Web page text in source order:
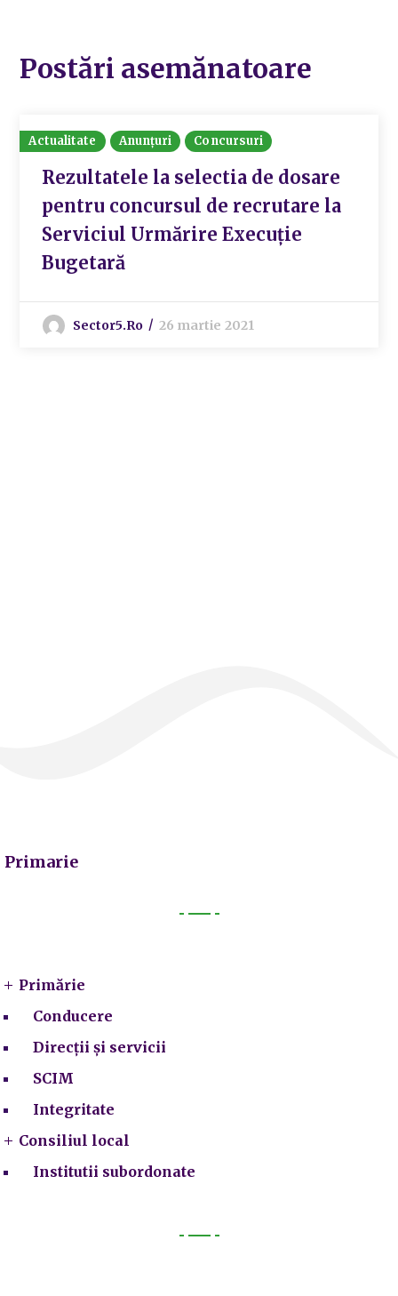
Postări asemănatoare
Actualitate Anunțuri Concursuri
Rezultatele la selectia de dosare
pentru concursul de recrutare la
Serviciul Urmărire Execuție
Bugetară
Sector5.ro 26 martie 2021
Primarie
Primărie
Conducere
Direcții și servicii
SCIM
Integritate
Consiliul local
Institutii subordonate